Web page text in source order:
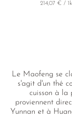
214,07 € /
Le Maofeng se
s'agit d'un thé
cuisson à la
proviennent
Yunnan et à